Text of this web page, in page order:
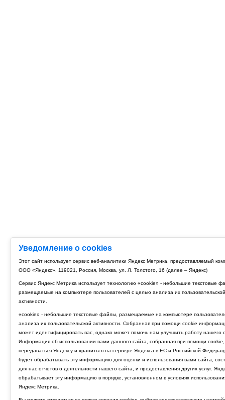
Уведомление о cookies
Этот сайт использует сервис веб-аналитики Яндекс Метрика, предоставляемый
ООО «Яндекс», 119021, Россия, Москва, ул. Л. Толстого, 16 (далее – Яндекс)
Сервис Яндекс Метрика использует технологию «cookie» - небольшие текстовые
размещаемые на компьютере пользователей с целью анализа их пользовательской
активности.
«cookie» - небольшие текстовые файлы, размещаемые на компьютере
анализа их пользовательской активности. Собранная при помощи cookie
может идентифицировать вас, однако может помочь нам улучшить работу нашего
Информация об использовании вами данного сайта, собранная при помощи cookie,
передаваться Яндексу и храниться на сервере Яндекса в ЕС и Российской
будет обрабатывать эту информацию для оценки и использования вами сайта,
для нас отчетов о деятельности нашего сайта, и предоставления других услуг.
обрабатывает эту информацию в порядке, установленном в условиях
Яндекс Метрика.